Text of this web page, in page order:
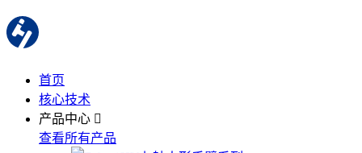
首页
核心技术
产品中心
查看所有产品